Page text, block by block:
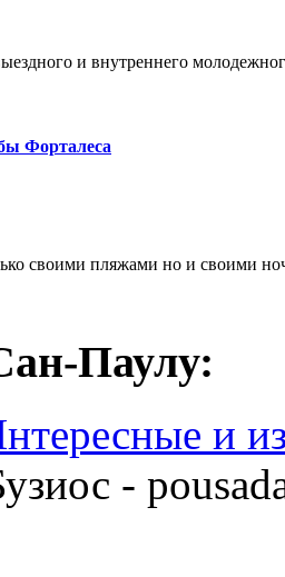
и внутреннего
Форталеса
своими пляжами но и своими
Паулу:
и
-